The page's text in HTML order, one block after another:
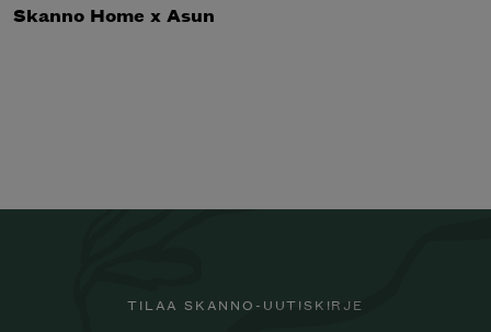
Skanno Home x Asun
TILAA SKANNO-UUTISKIRJE